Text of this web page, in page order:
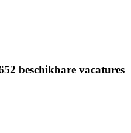
beschikbare vacatures